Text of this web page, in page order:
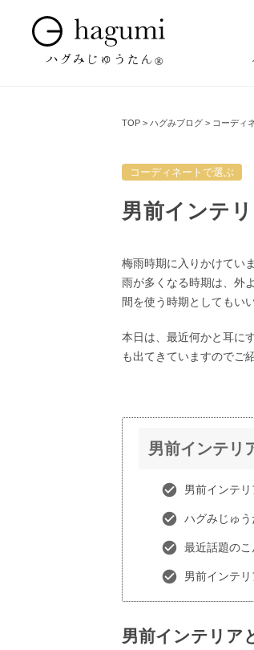
TOP ハグみブログ コーディ
男前インテ
コーディネートで選ぶ
梅雨時期に入りかけてい
雨が多くなる時期は、外
間を使う時期としてもい
本日は、最近何かと耳に
も出てきていますのでご
男前インテリ
男前インテリ
ハグみじゅ
最近話題の
男前インテ
男前インテリア